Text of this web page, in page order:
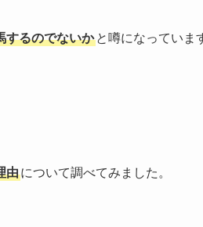
するのでないか と噂になっていま
由について調べてみました。